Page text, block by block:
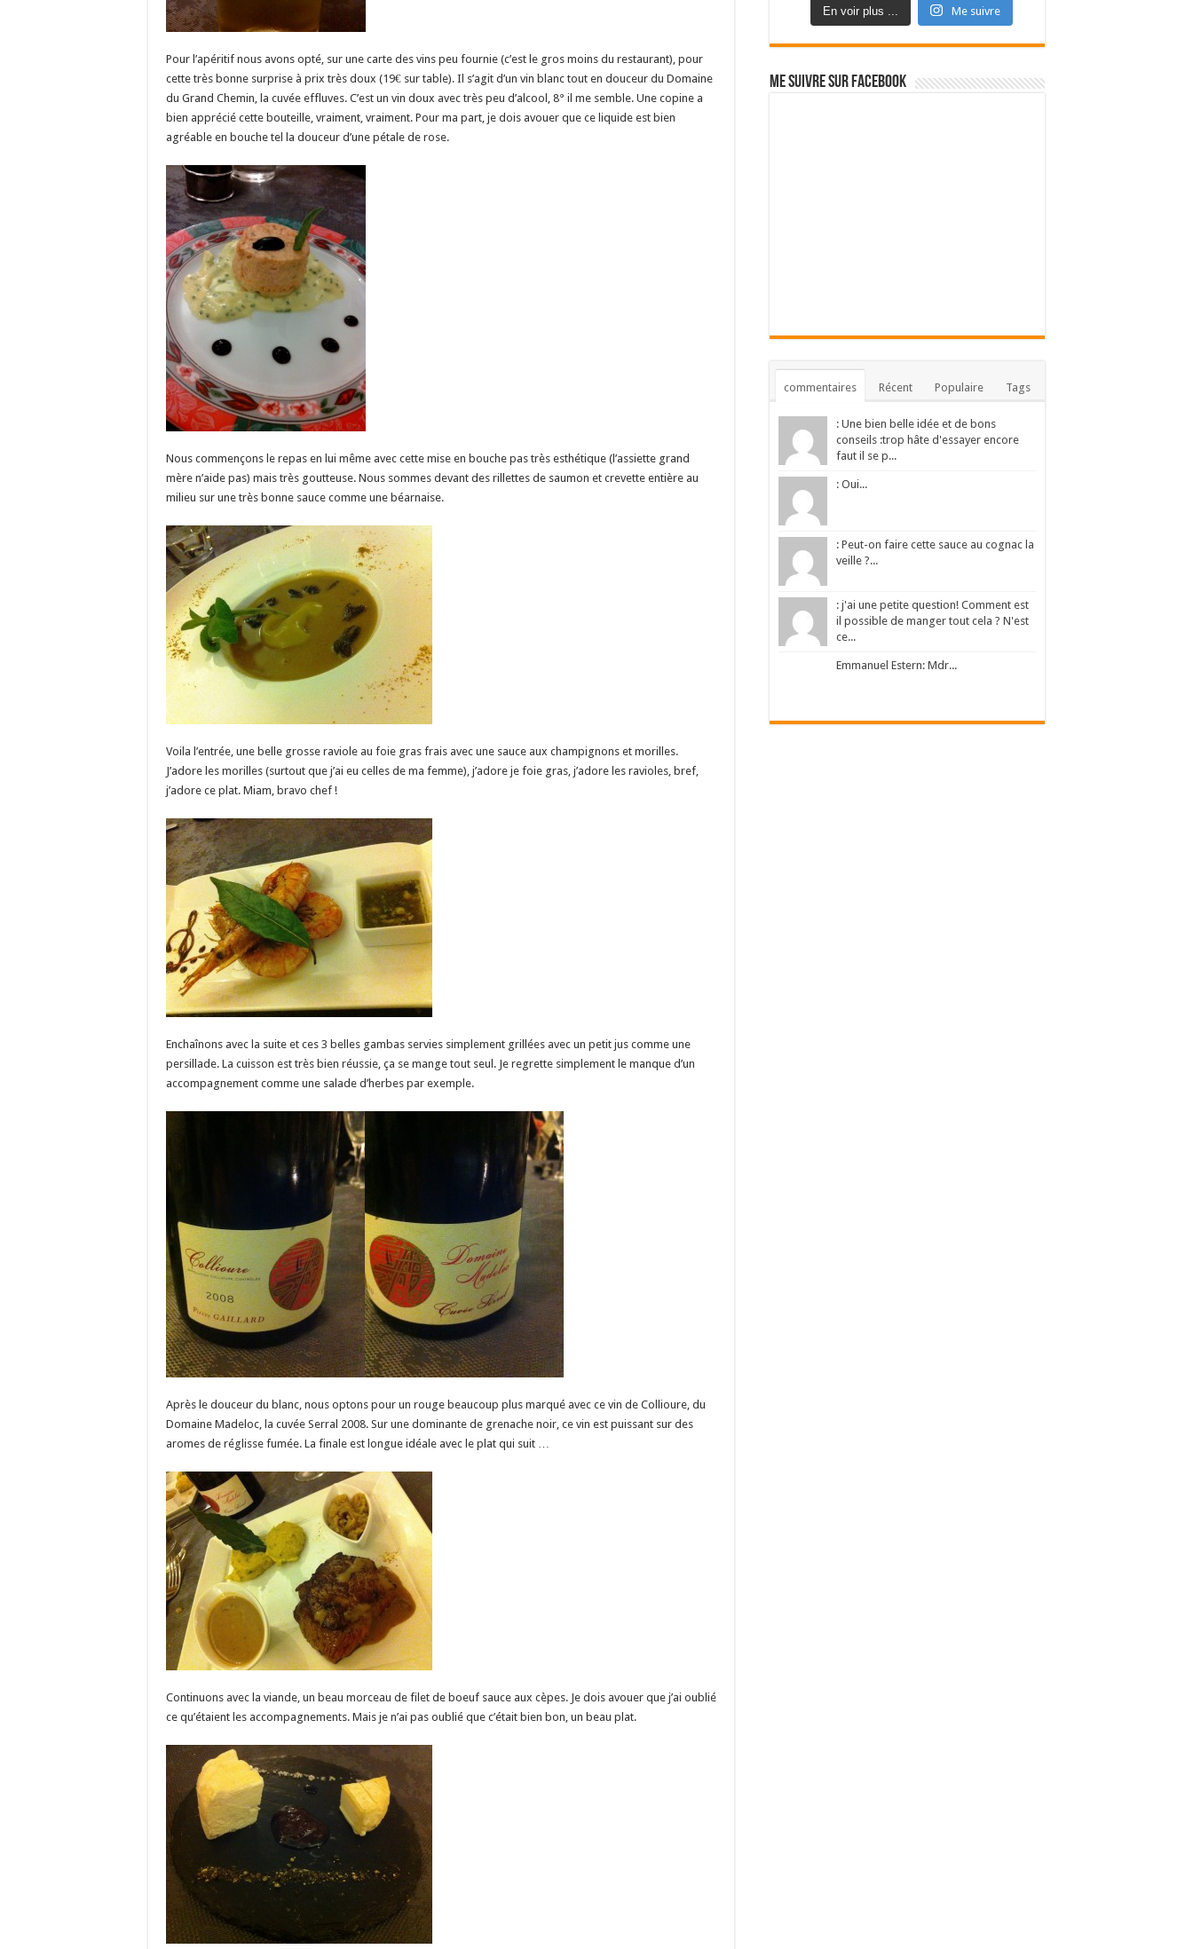
Pour l’apéritif nous avons opté, sur une carte des vins peu fournie (c’est le gros moins du restaurant), pour
cette très bonne surprise à prix très doux (19€ sur table). Il s’agit d’un vin blanc tout en douceur du Domaine
du Grand Chemin, la cuvée effluves. C’est un vin doux avec très peu d’alcool, 8° il me semble. Une copine a
bien apprécié cette bouteille, vraiment, vraiment. Pour ma part, je dois avouer que ce liquide est bien
agréable en bouche tel la douceur d’une pétale de rose.
Nous commençons le repas en lui même avec cette mise en bouche pas très esthétique (l’assiette grand
mère n’aide pas) mais très goutteuse. Nous sommes devant des rillettes de saumon et crevette entière au
milieu sur une très bonne sauce comme une béarnaise.
Voila l’entrée, une belle grosse raviole au foie gras frais avec une sauce aux champignons et morilles.
J’adore les morilles (surtout que j’ai eu celles de ma femme), j’adore je foie gras, j’adore les ravioles, bref,
j’adore ce plat. Miam, bravo chef !
Enchaînons avec la suite et ces 3 belles gambas servies simplement grillées avec un petit jus comme une
persillade. La cuisson est très bien réussie, ça se mange tout seul. Je regrette simplement le manque d’un
accompagnement comme une salade d’herbes par exemple.
Après le douceur du blanc, nous optons pour un rouge beaucoup plus marqué avec ce vin de Collioure, du
Domaine Madeloc, la cuvée Serral 2008. Sur une dominante de grenache noir, ce vin est puissant sur des
aromes de réglisse fumée. La finale est longue idéale avec le plat qui suit …
Continuons avec la viande, un beau morceau de filet de boeuf sauce aux cèpes. Je dois avouer que j’ai oublié
ce qu’étaient les accompagnements. Mais je n’ai pas oublié que c’était bien bon, un beau plat.
En voir plus ... Me suivre
Me suivre sur Facebook
commentaires Récent Populaire Tags
: Une bien belle idée et de bons
conseils :trop hâte d'essayer encore
faut il se p...
: Oui...
: Peut-on faire cette sauce au cognac la
veille ?...
: j'ai une petite question! Comment est
il possible de manger tout cela ? N'est
ce...
Emmanuel Estern: Mdr...